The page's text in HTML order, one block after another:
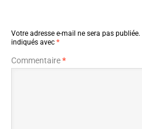
Votre adresse e-mail ne sera pas publiée.
indiqués avec *
Commentaire*